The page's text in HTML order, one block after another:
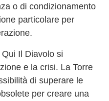
o di condizionamento
particolare per
Qui Il Diavolo si
e la crisi. La Torre
di superare le
per creare una